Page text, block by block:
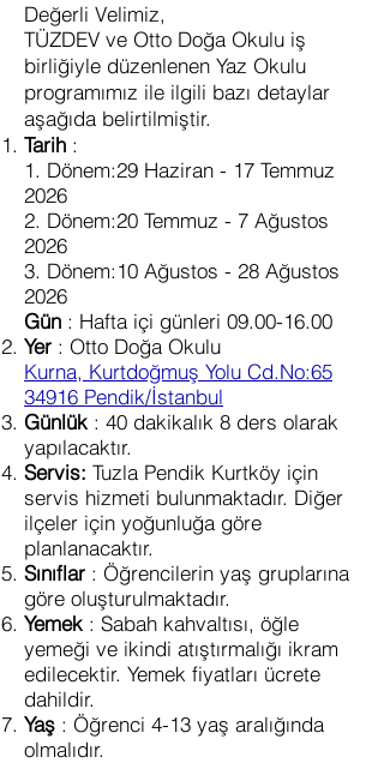
Değerli Velimiz,
TÜZDEV ve Otto Doğa Okulu iş
birliğiyle düzenlenen Yaz Okulu
programımız ile ilgili bazı detaylar
aşağıda belirtilmiştir.
Tarih :
1. Dönem:29 Haziran - 17 Temmuz
2026
2. Dönem:20 Temmuz - 7 Ağustos
2026
3. Dönem:10 Ağustos - 28 Ağustos
2026
Gün : Hafta içi günleri 09.00-16.00
Yer : Otto Doğa Okulu
Kurna, Kurtdoğmuş Yolu Cd.No:65
34916 Pendik/İstanbul
Günlük : 40 dakikalık 8 ders olarak
yapılacaktır.
Servis: Tuzla Pendik Kurtköy için
servis hizmeti bulunmaktadır. Diğer
ilçeler için yoğunluğa göre
planlanacaktır.
Sınıflar : Öğrencilerin yaş gruplarına
göre oluşturulmaktadır.
Yemek : Sabah kahvaltısı, öğle
yemeği ve ikindi atıştırmalığı ikram
edilecektir. Yemek fiyatları ücrete
dahildir.
Yaş : Öğrenci 4-13 yaş aralığında
olmalıdır.